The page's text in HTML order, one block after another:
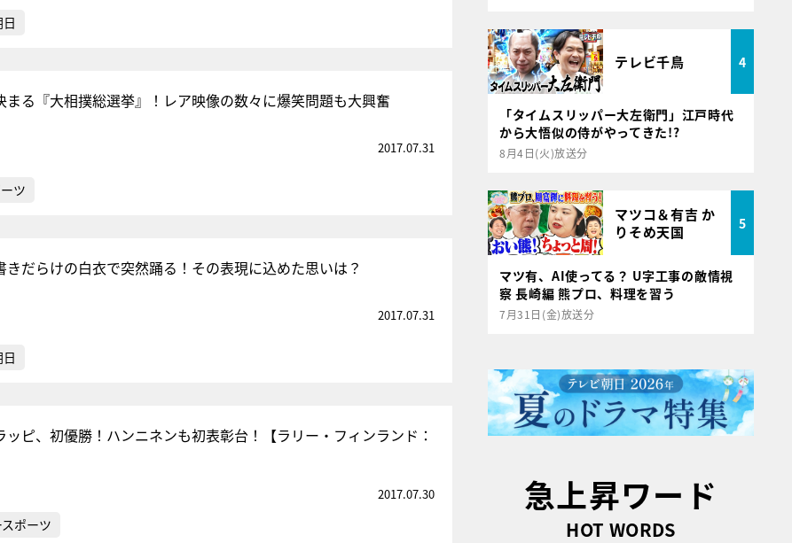
日
まる『大相撲総選挙』！レア映像の数々に爆笑問題も大興奮
2017.07.31
ツ
きだらけの白衣で突然踊る！その表現に込めた思いは？
2017.07.31
日
ピ、初優勝！ハンニネンも初表彰台！【ラリー・フィンランド：
2017.07.30
ポーツ
テレビ千鳥 4
「タイムスリッパー大左衛門」江戸時代
から大悟似の侍がやってきた!?
8月4日(火)放送分
マツコ＆有吉 か
りそめ天国
5
マツ有、AI使ってる？ U字工事の敵情視
察 長崎編 熊プロ、料理を習う
7月31日(金)放送分
急上昇ワード
HOT WORDS